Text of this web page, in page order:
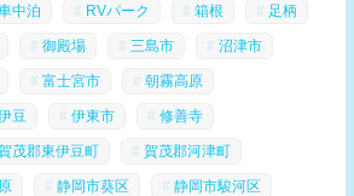
中泊 RVパーク 箱根 足柄
御殿場 三島市 沼津市
富士宮市 朝霧高原
豆 伊東市 修善寺
茂郡東伊豆町 賀茂郡河津町
静岡市葵区 静岡市駿河区